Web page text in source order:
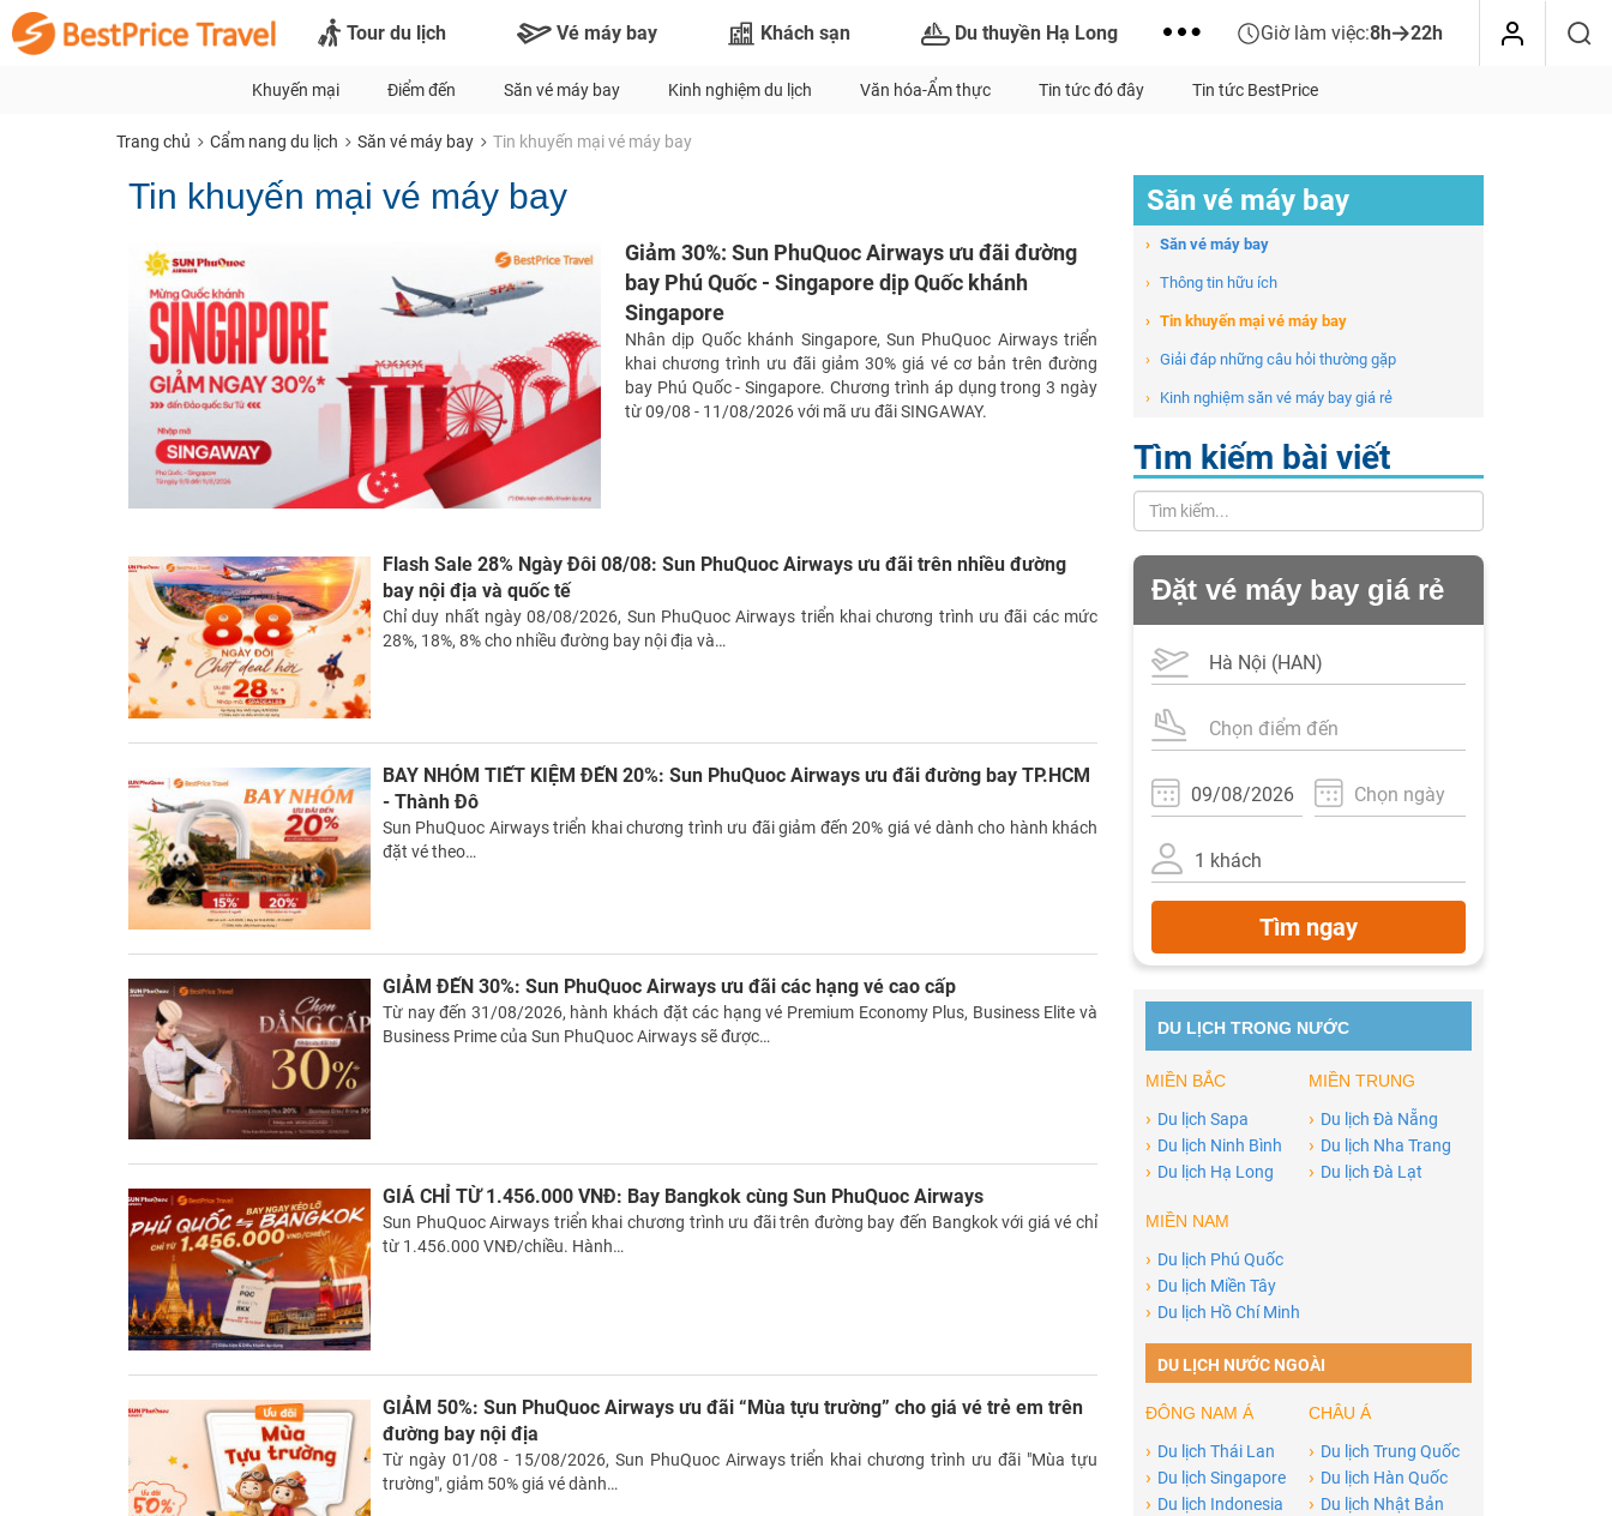
Tour du lịch Vé máy bay Khách sạn Du thuyền Hạ Long Giờ làm việc:8h 22h
Khuyến mại Điểm đến Săn vé máy bay Kinh nghiệm du lịch Văn hóa-Ẩm thực Tin tức đó đây Tin tức BestPrice
Trang chủ Cẩm nang du lịch Săn vé máy bay Tin khuyến mại vé máy bay
Tin khuyến mại vé máy bay
Giảm 30%: Sun PhuQuoc Airways ưu đãi đường
bay Phú Quốc - Singapore dịp Quốc khánh
Singapore
Nhân dịp Quốc khánh Singapore, Sun PhuQuoc Airways triển
khai chương trình ưu đãi giảm 30% giá vé cơ bản trên đường
bay Phú Quốc - Singapore. Chương trình áp dụng trong 3 ngày
từ 09/08 - 11/08/2026 với mã ưu đãi SINGAWAY.
Flash Sale 28% Ngày Đôi 08/08: Sun PhuQuoc Airways ưu đãi trên nhiều đường
bay nội địa và quốc tế
Chỉ duy nhất ngày 08/08/2026, Sun PhuQuoc Airways triển khai chương trình ưu đãi các mức
28%, 18%, 8% cho nhiều đường bay nội địa và…
BAY NHÓM TIẾT KIỆM ĐẾN 20%: Sun PhuQuoc Airways ưu đãi đường bay TP.HCM
- Thành Đô
Sun PhuQuoc Airways triển khai chương trình ưu đãi giảm đến 20% giá vé dành cho hành khách
đặt vé theo…
GIẢM ĐẾN 30%: Sun PhuQuoc Airways ưu đãi các hạng vé cao cấp
Từ nay đến 31/08/2026, hành khách đặt các hạng vé Premium Economy Plus, Business Elite và
Business Prime của Sun PhuQuoc Airways sẽ được…
GIÁ CHỈ TỪ 1.456.000 VNĐ: Bay Bangkok cùng Sun PhuQuoc Airways
Sun PhuQuoc Airways triển khai chương trình ưu đãi trên đường bay đến Bangkok với giá vé chỉ
từ 1.456.000 VNĐ/chiều. Hành…
GIẢM 50%: Sun PhuQuoc Airways ưu đãi “Mùa tựu trường” cho giá vé trẻ em trên
đường bay nội địa
Từ ngày 01/08 - 15/08/2026, Sun PhuQuoc Airways triển khai chương trình ưu đãi "Mùa tựu
trường", giảm 50% giá vé dành…
Săn vé máy bay
› Săn vé máy bay
› Thông tin hữu ích
› Tin khuyến mại vé máy bay
› Giải đáp những câu hỏi thường gặp
› Kinh nghiệm săn vé máy bay giá rẻ
Tìm kiếm bài viết
Đặt vé máy bay giá rẻ
Tìm ngay
DU LỊCH TRONG NƯỚC
MIỀN BẮC
› Du lịch Sapa
› Du lịch Ninh Bình
› Du lịch Hạ Long
MIỀN TRUNG
› Du lịch Đà Nẵng
› Du lịch Nha Trang
› Du lịch Đà Lạt
MIỀN NAM
› Du lịch Phú Quốc
› Du lịch Miền Tây
› Du lịch Hồ Chí Minh
DU LỊCH NƯỚC NGOÀI
ĐÔNG NAM Á
› Du lịch Thái Lan
› Du lịch Singapore
› Du lịch Indonesia
CHÂU Á
› Du lịch Trung Quốc
› Du lịch Hàn Quốc
› Du lịch Nhật Bản
TƯ VẤN NGAY
TƯ VẤN NGAY
TƯ VẤN NGAY
TƯ VẤN NGAY